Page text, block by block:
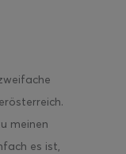
meinen
es ist,